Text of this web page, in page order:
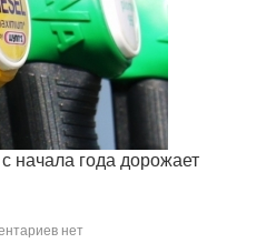
начала года дорожает
нет